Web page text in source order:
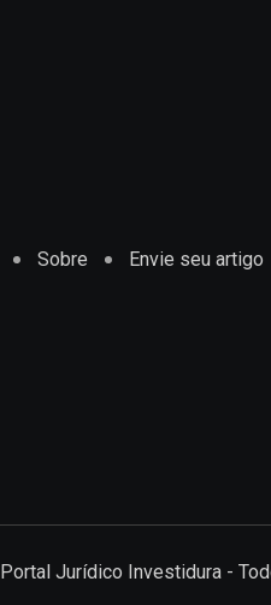
Sobre Envie seu artigo
Portal Jurídico Investidura -